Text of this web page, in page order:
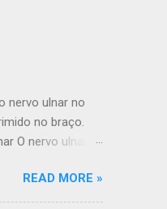
nervo ulnar no
no braço.
O nervo ulnar é
através da
na mão do lado
READ MORE »